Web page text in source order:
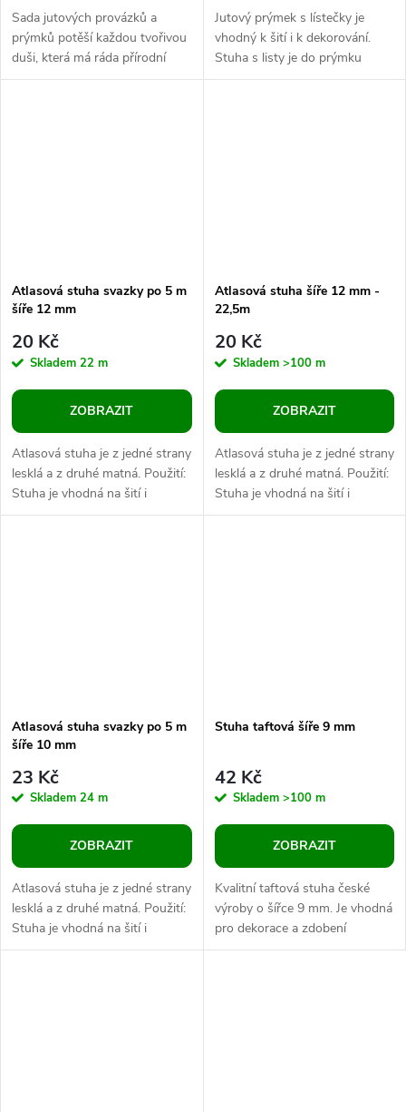
Sada jutových provázků a
prýmků potěší každou tvořivou
duši, která má ráda přírodní
materiály. Obsahuje 6 druhů
Jutový prýmek s lístečky je
vhodný k šití i k dekorování.
Stuha s listy je do prýmku
zapletena, tím zajišťuje
Atlasová stuha svazky po 5 m
šíře 12 mm
20 Kč
Skladem 22 m
ZOBRAZIT
Atlasová stuha je z jedné strany
lesklá a z druhé matná. Použití:
Stuha je vhodná na šití i
dekorování. Můžete s ní zdobit
Atlasová stuha šíře 12 mm -
22,5m
20 Kč
Skladem >100 m
ZOBRAZIT
Atlasová stuha je z jedné strany
lesklá a z druhé matná. Použití:
Stuha je vhodná na šití i
dekorování. Můžete s ní zdobit
Atlasová stuha svazky po 5 m
šíře 10 mm
23 Kč
Skladem 24 m
ZOBRAZIT
Atlasová stuha je z jedné strany
lesklá a z druhé matná. Použití:
Stuha je vhodná na šití i
dekorování. Můžete s ní zdobit
Stuha taftová šíře 9 mm
42 Kč
Skladem >100 m
ZOBRAZIT
Kvalitní taftová stuha české
výroby o šířce 9 mm. Je vhodná
pro dekorace a zdobení
dětských pokojů. Vezměte např.